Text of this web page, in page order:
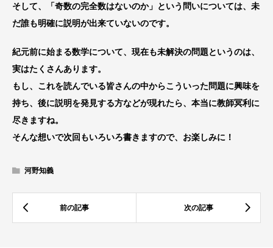
そして、「奇数の完全数はないのか」という問いについては、未
だ誰も明確に説明が出来ていないのです。
紀元前に始まる数学について、現在も未解決の問題というのは、
実はたくさんあります。
もし、これを読んでいる皆さんの中からこういった問題に興味を
持ち、後に説明を発見する方などが現れたら、本当に教師冥利に
尽きますね。
そんな想いで次回もいろいろ書きますので、お楽しみに！
河野知義